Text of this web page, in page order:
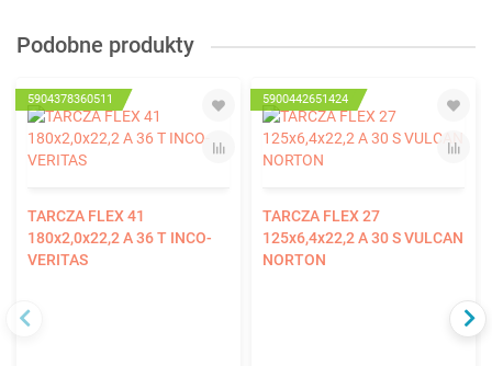
Podobne produkty
5904378360511
TARCZA FLEX 41
180x2,0x22,2 A 36 T INCO-
VERITAS
5900442651424
TARCZA FLEX 27
125x6,4x22,2 A 30 S VULCAN
NORTON